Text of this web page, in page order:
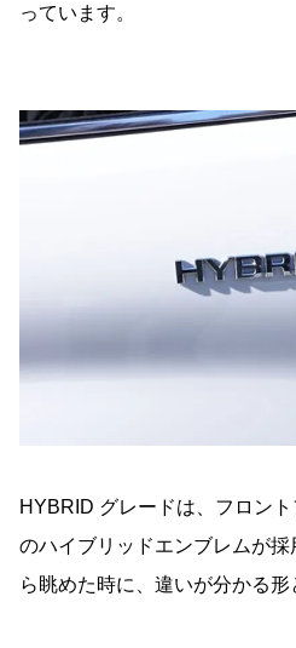
っています。
HYBRID グレードは、フロン
のハイブリッドエンブレムが
ら眺めた時に、違いが分かる形